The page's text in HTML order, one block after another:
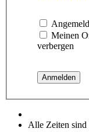
Meinen
verbergen
Alle Zeiten sind